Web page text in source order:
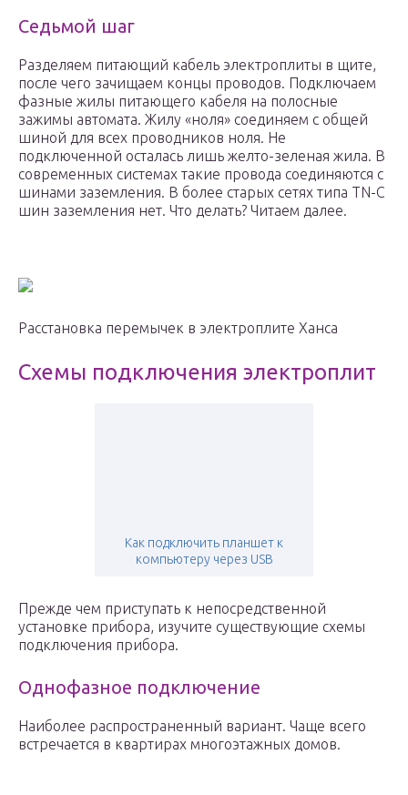
Седьмой шаг
Разделяем питающий кабель электроплиты в щите,
после чего зачищаем концы проводов. Подключаем
фазные жилы питающего кабеля на полосные
зажимы автомата. Жилу «ноля» соединяем с общей
шиной для всех проводников ноля. Не
подключенной осталась лишь желто-зеленая жила. В
современных системах такие провода соединяются с
шинами заземления. В более старых сетях типа TN-C
шин заземления нет. Что делать? Читаем далее.
Расстановка перемычек в электроплите Ханса
Схемы подключения электроплит
Как подключить планшет к
компьютеру через USB
Прежде чем приступать к непосредственной
установке прибора, изучите существующие схемы
подключения прибора.
Однофазное подключение
Наиболее распространенный вариант. Чаще всего
встречается в квартирах многоэтажных домов.